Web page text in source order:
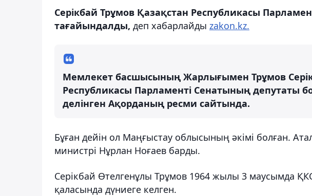
Серікбай Трұмов Қазақстан Республикасы
тағайындалды, деп хабарлайды zakon.kz.
Мемлекет басшысының Жарлығымен Трұмов
Республикасы Парламенті Сенатының депутаты
делінген Ақорданың ресми сайтында.
Бұған дейін ол Маңғыстау облысының әкімі болған.
министрі Нұрлан Ноғаев барды.
Серікбай Өтелгенұлы Трұмов 1964 жылы 3 маусымда
қаласында дүниеге келген.